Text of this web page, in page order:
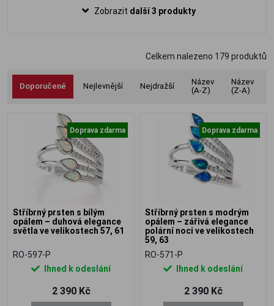
zirkony. Elegantní šperk, který spojuje
Zobrazit další 3 produkty
Celkem nalezeno 179 produktů
Doporučené Nejlevnější Nejdražší
Název
(A-Z)
Název
(Z-A)
Doprava zdarma
Stříbrný prsten s bílým
opálem – duhová elegance
světla ve velikostech 57, 61
RO-597-P
Ihned k odeslání
2 390 Kč
Doprava zdarma
Stříbrný prsten s modrým
opálem – zářivá elegance
polární noci ve velikostech
59, 63
RO-571-P
Ihned k odeslání
2 390 Kč